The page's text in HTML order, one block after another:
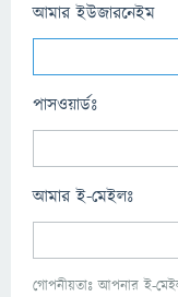
আমার ইউজারনেইম
পাসওয়ার্ডঃ
আমার ই-মেইলঃ
গোপনীয়তাঃ আপনার ই-